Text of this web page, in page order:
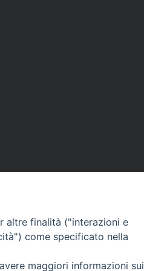
SEGUICI SU
altre finalità ("interazioni e
come specificato nella
maggiori informazioni sui